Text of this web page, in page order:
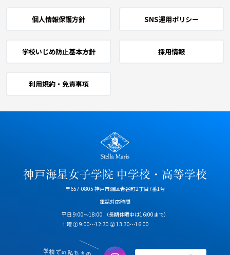
個人情報保護方針 SNS運用ポリシー
学校いじめ防止基本方針 採用情報
利用規約・免責事項
〒657-0805 神戸市灘区青谷町2丁目7番1号
電話対応時間
平日 9:00～18:00
（長期休暇中は16:00まで）
土曜 ① 9:00～12:30 ② 13:30～16:00